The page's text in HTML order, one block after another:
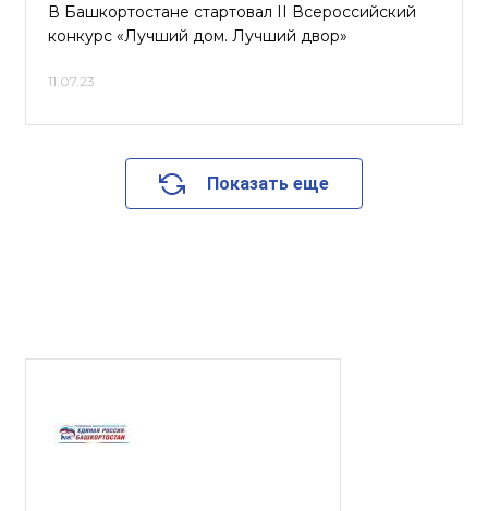
В Башкортостане стартовал II Всероссийский
конкурс «Лучший дом. Лучший двор»
11.07.23
Показать еще